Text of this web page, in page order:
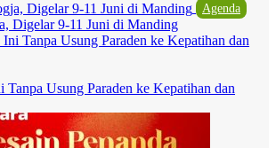
Agenda
Digelar 9-11 Juni di Manding
Tanpa Usung Paraden ke Kepatihan dan